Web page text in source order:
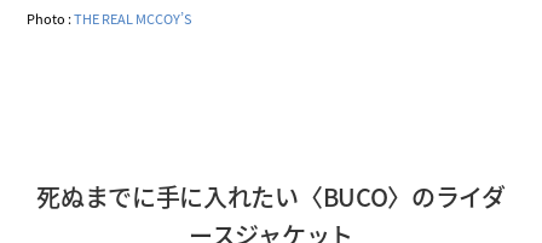
Photo :THE REAL MCCOY’S
死ぬまでに手に入れたい〈BUCO〉のライダ
ースジャケット